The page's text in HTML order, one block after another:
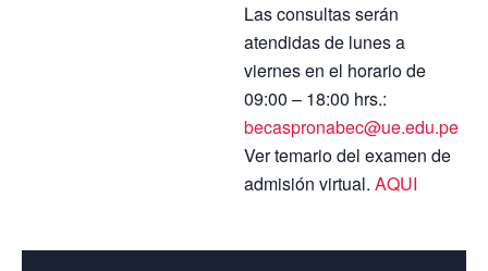
Las consultas serán
atendidas de lunes a
viernes en el horario de
09:00 – 18:00 hrs.:
becaspronabec@ue.edu.pe
Ver temario del examen de
admisión virtual. AQUI